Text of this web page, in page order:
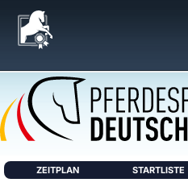
ZEITPLAN STARTLISTE